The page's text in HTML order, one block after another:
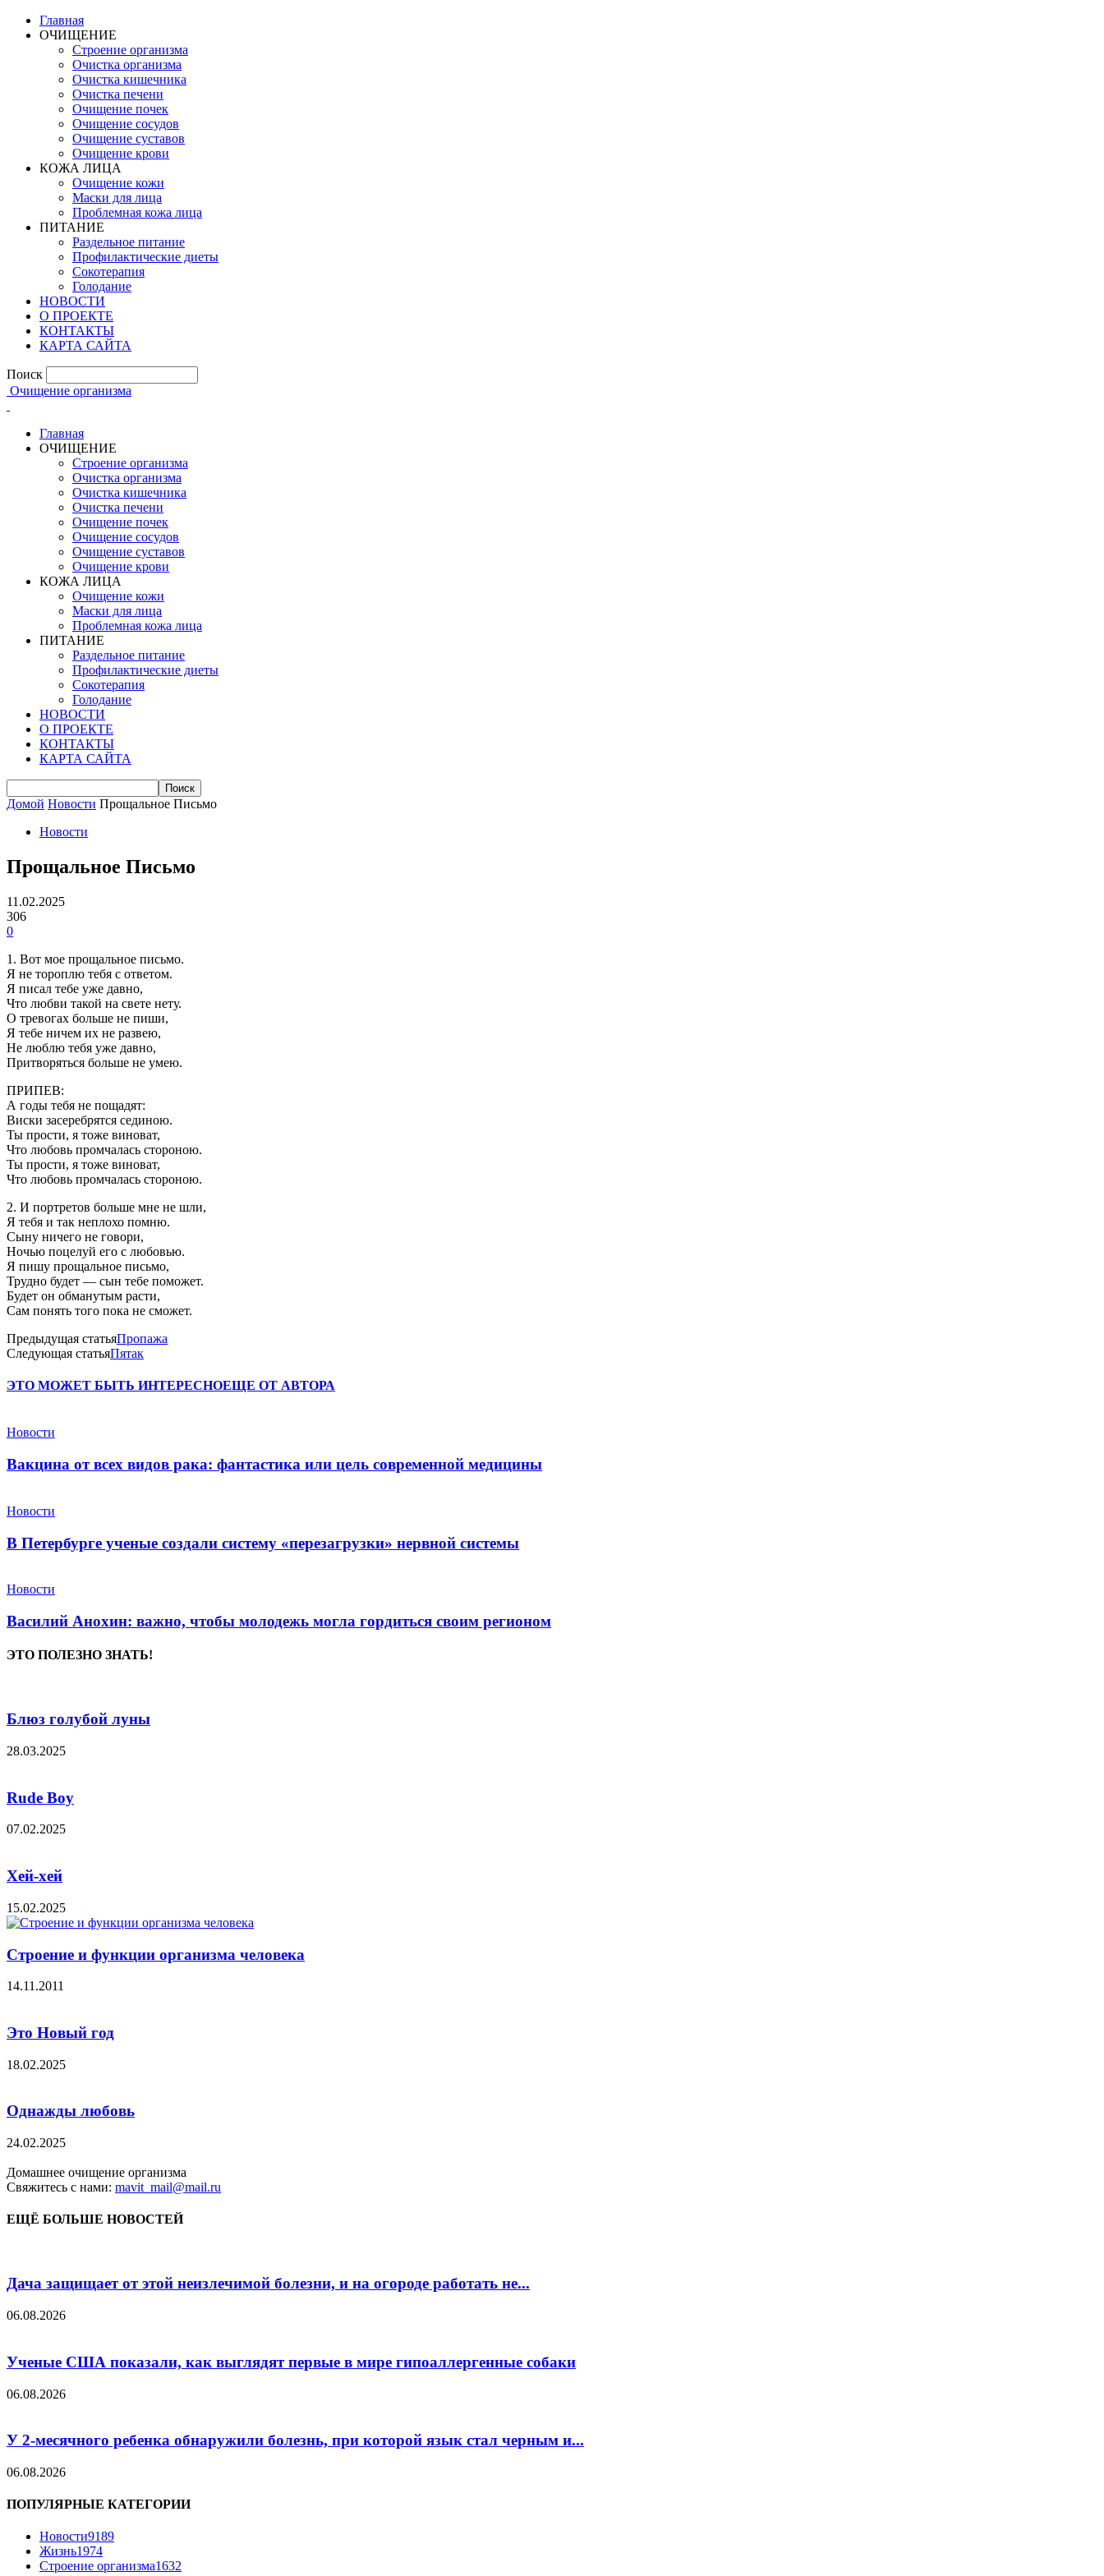
Главная
ОЧИЩЕНИЕ
Строение организма
Очистка организма
Очистка кишечника
Очистка печени
Очищение почек
Очищение сосудов
Очищение суставов
Очищение крови
КОЖА ЛИЦА
Очищение кожи
Маски для лица
Проблемная кожа лица
ПИТАНИЕ
Раздельное питание
Профилактические диеты
Сокотерапия
Голодание
НОВОСТИ
О ПРОЕКТЕ
КОНТАКТЫ
КАРТА САЙТА
Поиск
Очищение организма
Главная
ОЧИЩЕНИЕ
Строение организма
Очистка организма
Очистка кишечника
Очистка печени
Очищение почек
Очищение сосудов
Очищение суставов
Очищение крови
КОЖА ЛИЦА
Очищение кожи
Маски для лица
Проблемная кожа лица
ПИТАНИЕ
Раздельное питание
Профилактические диеты
Сокотерапия
Голодание
НОВОСТИ
О ПРОЕКТЕ
КОНТАКТЫ
КАРТА САЙТА
Домой Новости Прощальное Письмо
Новости
Прощальное Письмо
11.02.2025
306
0
1. Вот мое прощальное письмо.
Я не тороплю тебя с ответом.
Я писал тебе уже давно,
Что любви такой на свете нету.
О тревогах больше не пиши,
Я тебе ничем их не развею,
Не люблю тебя уже давно,
Притворяться больше не умею.
ПРИПЕВ:
А годы тебя не пощадят:
Виски засеребрятся сединою.
Ты прости, я тоже виноват,
Что любовь промчалась стороною.
Ты прости, я тоже виноват,
Что любовь промчалась стороною.
2. И портретов больше мне не шли,
Я тебя и так неплохо помню.
Сыну ничего не говори,
Ночью поцелуй его с любовью.
Я пишу прощальное письмо,
Трудно будет — сын тебе поможет.
Будет он обманутым расти,
Сам понять того пока не сможет.
Предыдущая статьяПропажа
Следующая статьяПятак
ЭТО МОЖЕТ БЫТЬ ИНТЕРЕСНОЕЩЕ ОТ АВТОРА
Новости
Вакцина от всех видов рака: фантастика или цель современной медицины
Новости
В Петербурге ученые создали систему «перезагрузки» нервной системы
Новости
Василий Анохин: важно, чтобы молодежь могла гордиться своим регионом
ЭТО ПОЛЕЗНО ЗНАТЬ!
Блюз голубой луны
28.03.2025
Rude Boy
07.02.2025
Хей-хей
15.02.2025
Строение и функции организма человека
14.11.2011
Это Новый год
18.02.2025
Однажды любовь
24.02.2025
Домашнее очищение организма
Свяжитесь с нами: mavit_mail@mail.ru
ЕЩЁ БОЛЬШЕ НОВОСТЕЙ
Дача защищает от этой неизлечимой болезни, и на огороде работать не...
06.08.2026
Ученые США показали, как выглядят первые в мире гипоаллергенные собаки
06.08.2026
У 2-месячного ребенка обнаружили болезнь, при которой язык стал черным и...
06.08.2026
ПОПУЛЯРНЫЕ КАТЕГОРИИ
Новости9189
Жизнь1974
Строение организма1632